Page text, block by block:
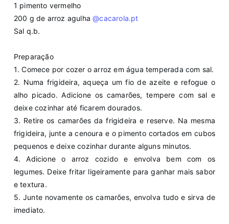
1 pimento vermelho
200 g de arroz agulha@cacarola.pt
Sal q.b.
Preparação
1️. Comece por cozer o arroz em água temperada com sal.
2️. Numa frigideira, aqueça um fio de azeite e refogue o
alho picado. Adicione os camarões, tempere com sal e
deixe cozinhar até ficarem dourados.
3️. Retire os camarões da frigideira e reserve. Na mesma
frigideira, junte a cenoura e o pimento cortados em cubos
pequenos e deixe cozinhar durante alguns minutos.
4️. Adicione o arroz cozido e envolva bem com os
legumes. Deixe fritar ligeiramente para ganhar mais sabor
e textura.
5️. Junte novamente os camarões, envolva tudo e sirva de
imediato.